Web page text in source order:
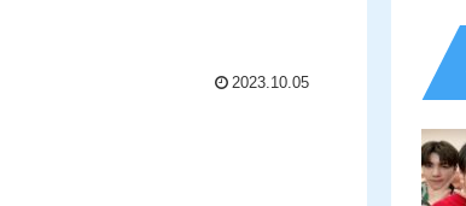
2023.10.05